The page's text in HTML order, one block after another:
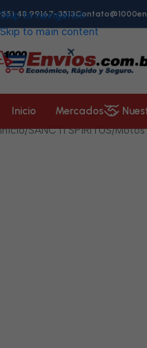
Skip to navigation
Skip to main content
48 99167-3513
Inicio Mercados
Inicio/SANCTI SPÍRITUS/